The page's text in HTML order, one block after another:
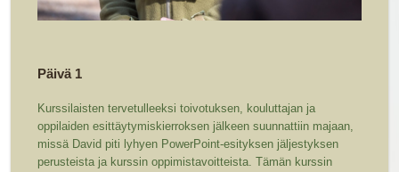
Päivä 1
Kurssilaisten tervetulleeksi toivotuksen, kouluttajan ja
oppilaiden esittäytymiskierroksen jälkeen suunnattiin majaan,
missä David piti lyhyen PowerPoint-esityksen jäljestyksen
perusteista ja kurssin oppimistavoitteista. Tämän kurssin